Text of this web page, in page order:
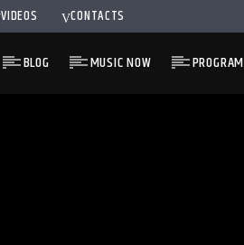
VIDEOS CONTACTS
BLOG MUSIC NOW PROGRAM